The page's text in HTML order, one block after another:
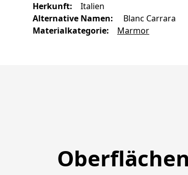
Herkunft:
Italien
Alternative Namen:
Blanc Carrara
Materialkategorie: Marmor